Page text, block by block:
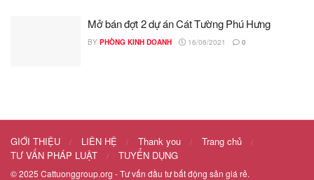
Mở bán đợt 2 dự án Cát Tường Phú Hưng
BY PHÒNG KINH DOANH 16/06/2021 0
GIỚI THIỆU LIÊN HỆ Thank you
Trang chủ
TƯ VẤN PHÁP LUẬT
TUYỂN DỤNG
© 2025 Cattuonggroup.org - Tư vấn đầu tư bất động sản giá rẻ.